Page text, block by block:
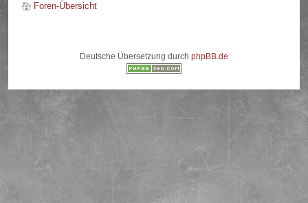
Foren-Übersicht
Deutsche Übersetzung durch phpBB.de